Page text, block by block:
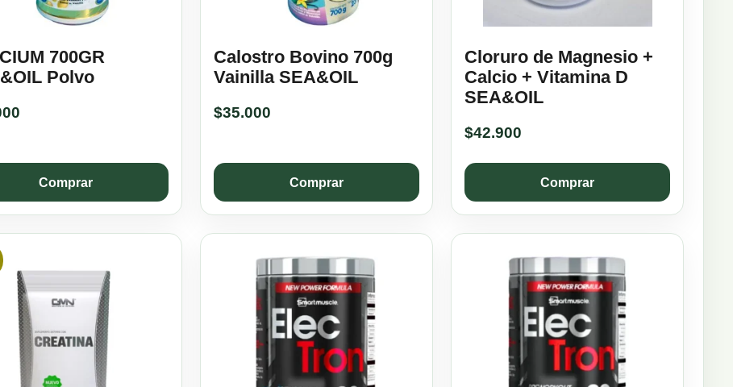
700GR
Polvo
Comprar
Calostro Bovino 700g
Vainilla SEA&OIL
$35.000
Comprar
Cloruro de Magnesio +
Calcio + Vitamina D
SEA&OIL
$42.900
Comprar